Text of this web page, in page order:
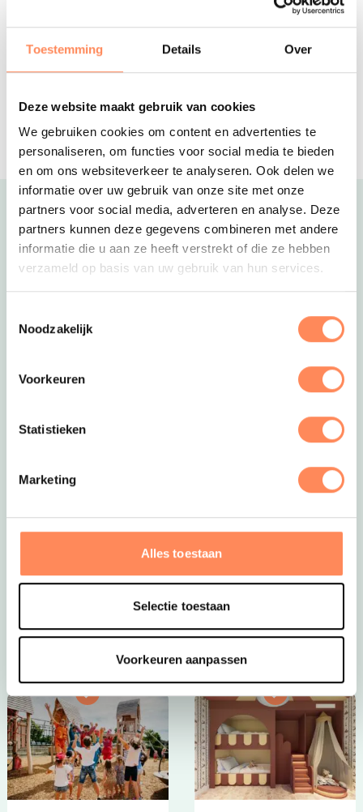
Toestemming Details Over
Deze website maakt gebruik van cookies
We gebruiken cookies om content en advertenties te
personaliseren, om functies voor social media te bieden
en om ons websiteverkeer te analyseren. Ook delen we
informatie over uw gebruik van onze site met onze
partners voor social media, adverteren en analyse. Deze
partners kunnen deze gegevens combineren met andere
informatie die u aan ze heeft verstrekt of die ze hebben
verzameld op basis van uw gebruik van hun services.
Noodzakelijk
Voorkeuren
Statistieken
Marketing
Alles toestaan
Selectie toestaan
Voorkeuren aanpassen
HELLENDOORN -Camping & glamping
in de Overijsselse natuur, autovrij
TOVERLAND- Kindvriendelijk
vakantiepark in Limburg met mooie
vakantiehuizen en veel leuke
Uitgelicht
eindeloos in de natuur, bouwen ze hutten, spetteren ze
avontuur. Een paradijs voor jonge ontdekkers én een
plek waar ouders helemaal tot rust komen.
Bekijk Huttopia de Roos